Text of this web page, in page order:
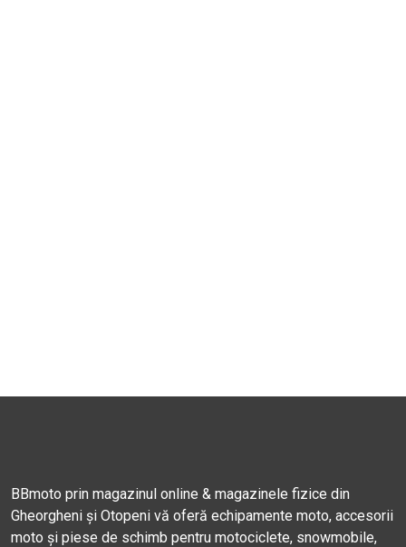
BBmoto prin magazinul online & magazinele fizice din
Gheorgheni și Otopeni vă oferă echipamente moto, accesorii
moto și piese de schimb pentru motociclete, snowmobile,